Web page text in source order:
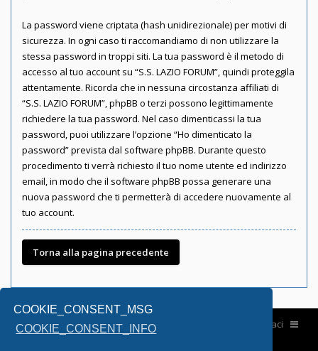
COOKIE_CONSENT_MSG
COOKIE_CONSENT_INFO
La password viene criptata (hash unidirezionale) per motivi di
sicurezza. In ogni caso ti raccomandiamo di non utilizzare la
stessa password in troppi siti. La tua password è il metodo di
accesso al tuo account su “S.S. LAZIO FORUM”, quindi proteggila
attentamente. Ricorda che in nessuna circostanza affiliati di
“S.S. LAZIO FORUM”, phpBB o terzi possono legittimamente
richiedere la tua password. Nel caso dimenticassi la tua
password, puoi utilizzare l’opzione “Ho dimenticato la
password” prevista dal software phpBB. Durante questo
procedimento ti verrà richiesto il tuo nome utente ed indirizzo
email, in modo che il software phpBB possa generare una
nuova password che ti permetterà di accedere nuovamente al
tuo account.
Torna alla pagina precedente
Home Contattaci